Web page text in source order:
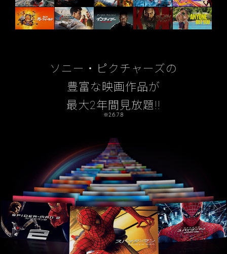
ソニー・ピクチャーズの
豊富な映画作品が
最大2年間見放題!!
※2.6.7.8